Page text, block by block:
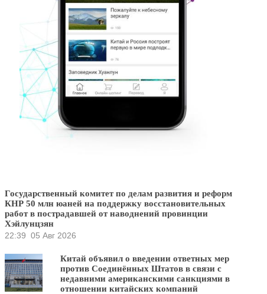
Государственный комитет по делам развития и реформ
КНР 50 млн юаней на поддержку восстановительных
работ в пострадавшей от наводнений провинции
Хэйлунцзян
22:39 05 Авг 2026
Китай объявил о введении ответных мер
против Соединённых Штатов в связи с
недавними американскими санкциями в
отношении китайских компаний